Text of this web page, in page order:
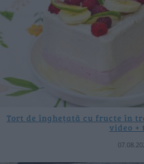
Tort de înghețată cu fructe în
video +